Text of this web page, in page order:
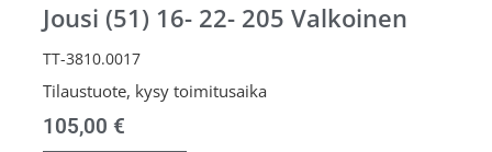
Jousi (51) 16- 22- 205 Valkoinen
TT-3810.0017
Tilaustuote, kysy toimitusaika
105,00 €